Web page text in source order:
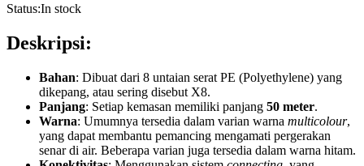
Status:In stock
Deskripsi:
Bahan: Dibuat dari 8 untaian serat PE (Polyethylene) yang
dikepang, atau sering disebut X8.
Panjang: Setiap kemasan memiliki panjang 50 meter.
Warna: Umumnya tersedia dalam varian warna multicolour,
yang dapat membantu pemancing mengamati pergerakan
senar di air. Beberapa varian juga tersedia dalam warna hitam.